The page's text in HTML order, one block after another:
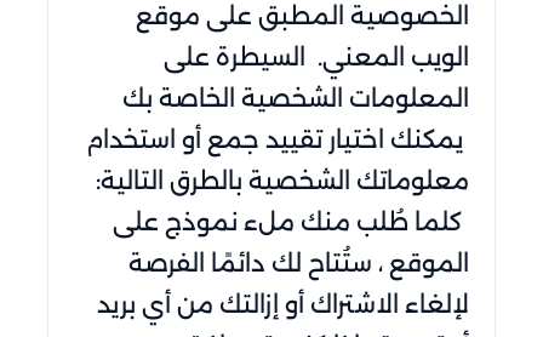
الخصوصية المطبق على موقع
الويب المعني. السيطرة على
المعلومات الشخصية الخاصة بك
يمكنك اختيار تقييد جمع أو استخدام
معلوماتك الشخصية بالطرق التالية:
كلما طُلب منك ملء نموذج على
الموقع ، ستُتاح لك دائمًا الفرصة
لإلغاء الاشتراك أو إزالتك من أي بريد